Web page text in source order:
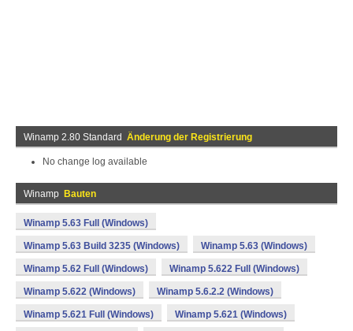
Winamp 2.80 Standard Änderung der Registrierung
No change log available
Winamp Bauten
Winamp 5.63 Full (Windows)
Winamp 5.63 Build 3235 (Windows) Winamp 5.63 (Windows)
Winamp 5.62 Full (Windows) Winamp 5.622 Full (Windows)
Winamp 5.622 (Windows) Winamp 5.6.2.2 (Windows)
Winamp 5.621 Full (Windows) Winamp 5.621 (Windows)